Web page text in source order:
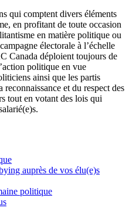
qui comptent divers éléments
en profitant de toute occasion
en matière politique ou
électorale à l’échelle
Canada déploient toujours de
politique en vue
ainsi que les partis
et du respect des
tout en votant des lois qui
auprès de vos élu(e)s
politique